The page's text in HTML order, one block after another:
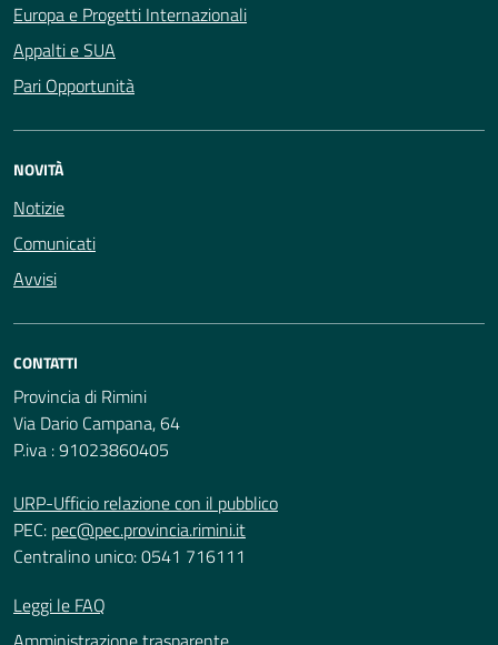
Europa e Progetti Internazionali
Appalti e SUA
Pari Opportunità
NOVITÀ
Notizie
Comunicati
Avvisi
CONTATTI
Provincia di Rimini
Via Dario Campana, 64
P.iva : 91023860405
URP-Ufficio relazione con il pubblico
PEC: pec@pec.provincia.rimini.it
Centralino unico: 0541 716111
Leggi le FAQ